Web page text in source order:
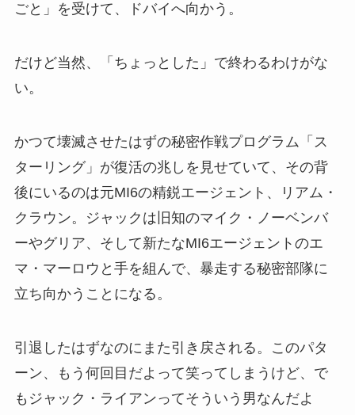
ごと」を受けて、ドバイへ向かう。
だけど当然、「ちょっとした」で終わるわけがな
い。
かつて壊滅させたはずの秘密作戦プログラム「ス
ターリング」が復活の兆しを見せていて、その背
後にいるのは元MI6の精鋭エージェント、リアム・
クラウン。ジャックは旧知のマイク・ノーベンバ
ーやグリア、そして新たなMI6エージェントのエ
マ・マーロウと手を組んで、暴走する秘密部隊に
立ち向かうことになる。
引退したはずなのにまた引き戻される。このパタ
ーン、もう何回目だよって笑ってしまうけど、で
もジャック・ライアンってそういう男なんだよ